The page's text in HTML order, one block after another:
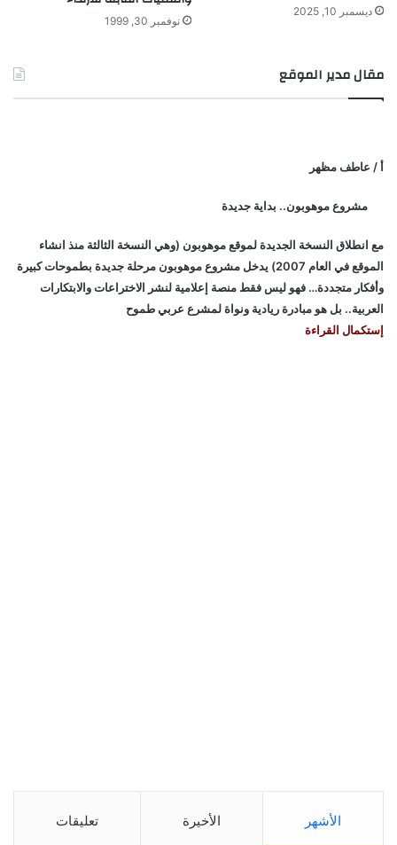
ديسمبر 10, 2025
نوفمبر 30, 1999
مقال مدير الموقع
أ / عاطف مظهر
مشروع موهوبون.. بداية جديدة
مع انطلاق النسخة الجديدة لموقع موهوبون (وهي النسخة الثالثة منذ انشاء
الموقع في العام 2007) يدخل مشروع موهوبون مرحلة جديدة بطموحات كبيرة
وأفكار متجددة… فهو ليس فقط منصة إعلامية لنشر الاختراعات والابتكارات
العربية.. بل هو مبادرة ريادية ونواة لمشرع عربي طموح
إستكمال القراءة
الأشهر الأخيرة تعليقات